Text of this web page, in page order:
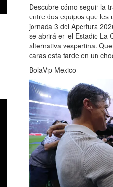
Descubre cómo seguir la
entre dos equipos que les
jornada 3 del Apertura
se abrirá en el Estadio La
alternativa vespertina.
caras esta tarde en un
BolaVip Mexico